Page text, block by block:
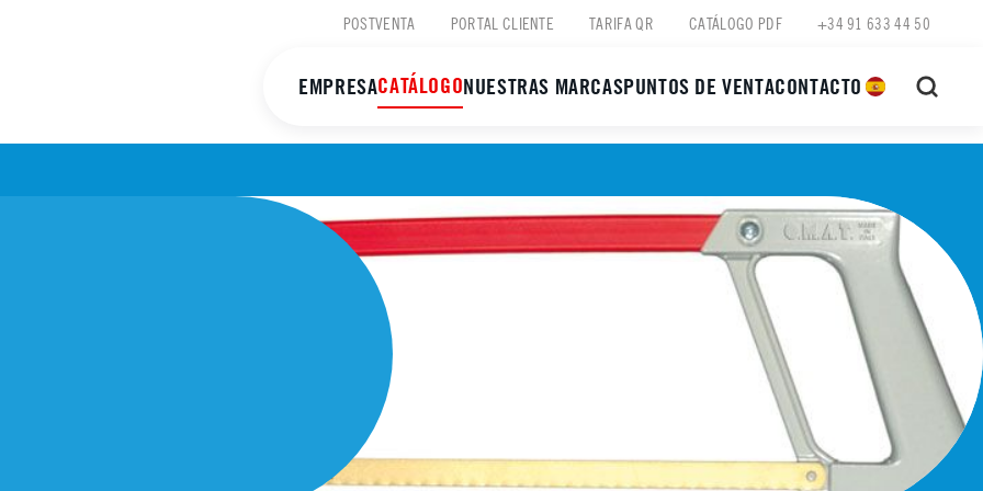
POSTVENTA PORTAL CLIENTE TARIFA QR CATÁLOGO PDF +34 91 633 44 50
EMPRESACATÁLOGONUESTRAS MARCASPUNTOS DE VENTACONTACTO